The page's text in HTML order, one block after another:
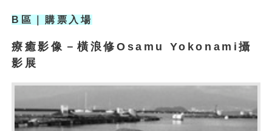
B 區｜購票入場
療癒影像－橫浪修Osamu Yokonami攝
影展